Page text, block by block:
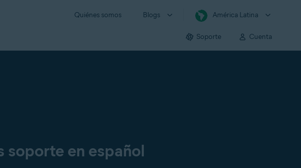
Quiénes somos Blogs América Latina
Soporte Cuenta
soporte en español